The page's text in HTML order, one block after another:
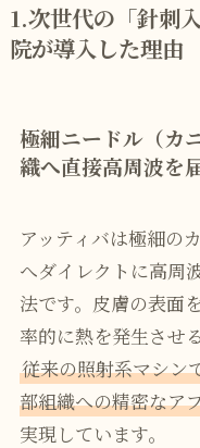
1.次世代の「針刺
院が導入した理由
極細ニードル（カ
織へ直接高周波を
アッティバは極細の
へダイレクトに高周
法です。皮膚の表面
率的に熱を発生させ
従来の照射系マシン
部組織への精密なア
実現しています。